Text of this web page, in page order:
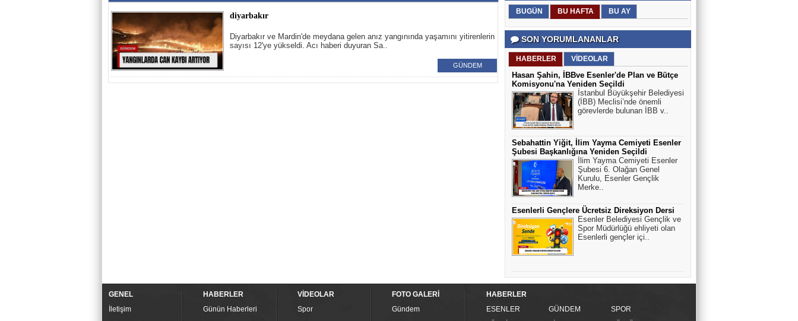
diyarbakır
Diyarbakır ve Mardin'de meydana gelen anız yangınında yaşamını yitirenlerin
sayısı 12'ye yükseldi. Acı haberi duyuran Sa..
GÜNDEM
BUGÜN BU HAFTA BU AY
SON YORUMLANANLAR
HABERLER VİDEOLAR
Hasan Şahin, İBBve Esenler'de Plan ve Bütçe
Komisyonu'na Yeniden Seçildi
İstanbul Büyükşehir Belediyesi
(İBB) Meclisi’nde önemli
görevlerde bulunan İBB v..
Sebahattin Yiğit, İlim Yayma Cemiyeti Esenler
Şubesi Başkanlığına Yeniden Seçildi
İlim Yayma Cemiyeti Esenler
Şubesi 6. Olağan Genel
Kurulu, Esenler Gençlik
Merke..
Esenlerli Gençlere Ücretsiz Direksiyon Dersi
Esenler Belediyesi Gençlik ve
Spor Müdürlüğü ehliyeti olan
Esenlerli gençler içi..
GENEL
İletişim
HABERLER
Günün Haberleri
VİDEOLAR
Spor
FOTO GALERİ
Gündem
HABERLER
ESENLER
GÜNDEM
SPOR